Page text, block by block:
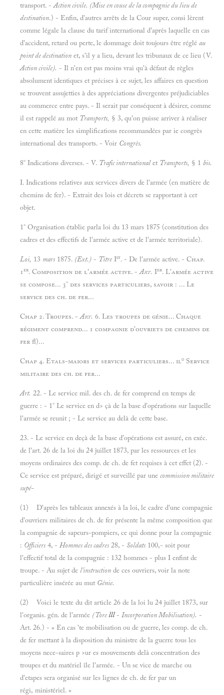
transport. -Action civile. (Mise en couse de la compagnie du lieu de
destination.) - Enfin, d'autres arrêts de la Cour super, consi lèrent
comme légale la clause du tarif international d'après laquelle en cas
d'accident, retard ou perte, le dommage doit toujours être réglé au
point de destination et, s'il y a lieu, devant les tribunaux de ce lieu (V.
Action civile). - Il n'en est pas moins vrai qu'à défaut de règles
absolument identiques et précises à ce sujet, les affaires en question
se trouvent assujetties à des appréciations divergentes préjudiciables
au commerce entre pays. - Il serait par conséquent à désirer, comme
il est rappelé au mot Transports, § 3, qu'on puisse arriver à réaliser
en cette matière les simplifications recommandées par ie congrès
international des transports. - Voir Congrès.
8° Indications diverses. - V. Trafic internationalet Transports, § 1 bis.
I. Indications relatives aux services divers de l'armée (en matière de
chemins de fer). - Extrait des lois et décrets se rapportant à cet
objet.
1° Organisation établie parla loi du 13 mars 1875 (constitution des
cadres et des effectifs de l'armée active et de l'armée territoriale).
Loi, 13 mars 1875. (Ext.) - Titre Ier. - De l'armée active. - Chap.
1 er. Composition de l'armée active. -Art. Ier. L'armée active
se compose... 3° des services particuliers, savoir : ... Le
service des ch. de fer...
Chap 2. Troupes. -Art. 6. Les troupes de génie... Chaque
régiment comprend... 1 compagnie d'ouvriets de chemins de
fer fl)...
Chap 4. Etals-maiors et services particuliers... il0 Service
militaire des ch. de fer...
Art. 22. - Le service mil. des ch. de fer comprend en temps de
guerre : - 1° Le service en d> çà de la base d'opérations sur laquelle
l'armée se reunit ; - Le service au delà de cette base.
23. - Le service en deçà de la base d'opérations est assuré, en exéc.
de l'art. 26 de la loi du 24 juillet 1873, par les ressources et les
moyens ordinaires des comp. de ch. de fet requises à cet effet (2). -
Ce service est préparé, dirigé et surveillé par une commission militaire
supé-
(1) D'après les tableaux annexés à la loi, le cadre d'une compagnie
d'ouvriers militaires de ch. de fer présente la même composition que
la compagnie de sapeurs-pompiers, ce qui donne pour la compagnie
: Officiers 4, - Hommes des cadres 28, - Soldats 100,- soit pour
l'effectif total de la compagnie : 132 hommes - plus I enfint de
troupe. - Au sujet de l'instruction de ces ouvriers, voir la note
particulière insérée au mut Génie.
(2) Voici le texte du dit article 26 de la loi lu 24 juillet 1873, sur
l'organis. gén. de l'armée (Torelll- Incorporation Mobilisation). -
Art. 26.) - « En cas 'te mobilisation ou de guerre, les comp. de ch.
de fer mettant à la disposition du ministre de la guerre tous les
moyens nece-saires p >ur es mouvements delà concentration des
troupes et du matériel île l'armée. - Un se vice de marche ou
d'etapes sera organisé sur les lignes de ch. de fer par un
régi, ministériel. »